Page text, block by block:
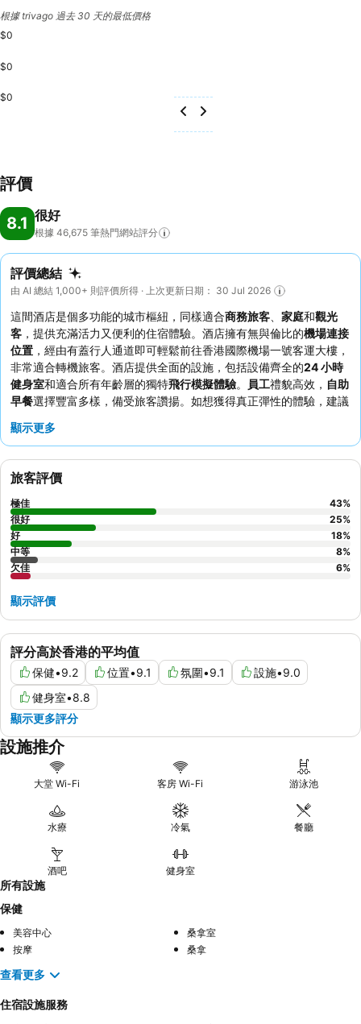
根據 trivago 過去 30 天的最低價格
$0
$0
$0
評價
8.1 很好
根據 46,675 筆熱門網站評分
評價總結
由 AI 總結 1,000+ 則評價所得 · 上次更新日期： 30 Jul 2026
這間酒店是個多功能的城市樞紐，同樣適合商務旅客 家庭和觀光
客 ，提供充滿活力又便利的住宿體驗。酒店擁有無與倫比的機場連接
位置 ，經由有蓋行人通道即可輕鬆前往香港國際機場一號客運大樓，
非常適合轉機旅客。酒店提供全面的設施，包括設備齊全的24 小時
健身室和適合所有年齡層的獨特飛行模擬體驗。 員工禮貌高效， 自助
早餐選擇豐富多樣，備受旅客讚揚。如想獲得真正彈性的體驗，建議
顯示更多
評分高於香港的平均值
保健•9.2 位置•9.1 氛圍•9.1 設施•9.0
健身室•8.8
顯示更多評分
旅客評價
極佳 43%
很好
25%
好
18%
中等
8%
欠佳
6%
顯示評價
設施推介
大堂 Wi-Fi 客房 Wi-Fi 游泳池
水療 冷氣 餐廳
酒吧 健身室
所有設施
保健
美容中心
桑拿室
按摩
桑拿
查看更多
住宿設施服務